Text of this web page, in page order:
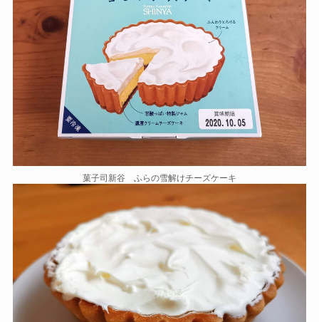
菓子司新谷 ふらの雪解けチーズケーキ